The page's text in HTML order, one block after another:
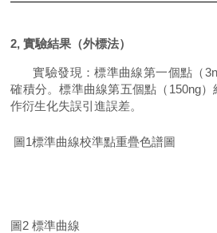
2,實驗結果（外標法）
實驗發現：標準曲線第一個點（
確積分。標準曲線第五個點（150ng）
作衍生化失誤引進誤差。
圖1標準曲線校準點重疊色譜圖
圖2 標準曲線